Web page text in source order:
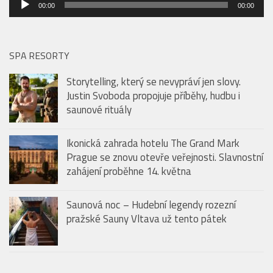
přehrávač
00:00 00:00
SPA RESORTY
Storytelling, který se nevypráví jen slovy.
Justin Svoboda propojuje příběhy, hudbu i
saunové rituály
Ikonická zahrada hotelu The Grand Mark
Prague se znovu otevře veřejnosti. Slavnostní
zahájení proběhne 14. května
Saunová noc – Hudební legendy rozezní
pražské Sauny Vltava už tento pátek